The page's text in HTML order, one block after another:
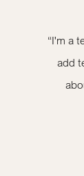
“I'm a
add